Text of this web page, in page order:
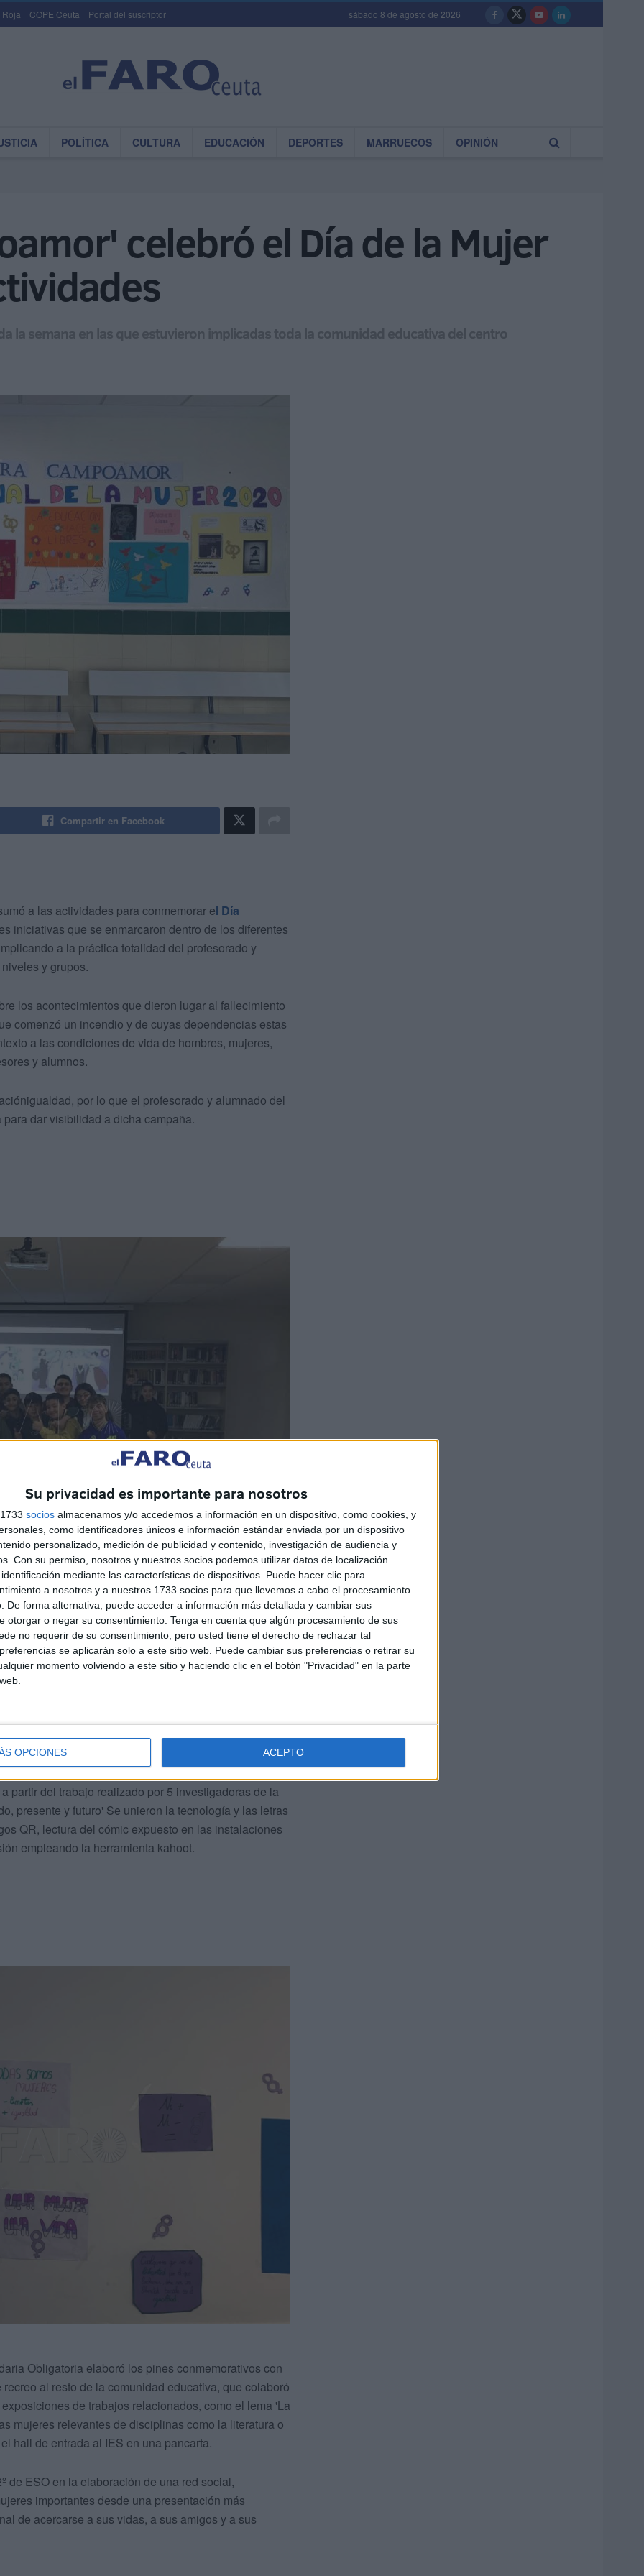
Su privacidad es importante para nosotros
socios almacenamos y/o accedemos a información en un dispositivo, como cookies, y
como identificadores únicos e información estándar enviada por un dispositivo
personalizado, medición de publicidad y contenido, investigación de audiencia y
Con su permiso, nosotros y nuestros socios podemos utilizar datos de localización
mediante las características de dispositivos. Puede hacer clic para
a nosotros y a nuestros 1733 socios para que llevemos a cabo el procesamiento
De forma alternativa, puede acceder a información más detallada y cambiar sus
otorgar o negar su consentimiento. Tenga en cuenta que algún procesamiento de sus
no requerir de su consentimiento, pero usted tiene el derecho de rechazar tal
se aplicarán solo a este sitio web. Puede cambiar sus preferencias o retirar su
momento volviendo a este sitio y haciendo clic en el botón "Privacidad" en la parte
OPCIONES ACEPTO
Roja COPE Ceuta Portal del suscriptor sábado 8 de agosto de 2026
POLÍTICA CULTURA EDUCACIÓN DEPORTES MARRUECOS OPINIÓN
celebró el Día de la Mujer
la semana en las que estuvieron implicadas toda la comunidad educativa del centro
Compartir en Facebook
a las actividades para conmemorar el Día
iniciativas que se enmarcaron dentro de los diferentes
a la práctica totalidad del profesorado y
y grupos.
los acontecimientos que dieron lugar al fallecimiento
comenzó un incendio y de cuyas dependencias estas
a las condiciones de vida de hombres, mujeres,
y alumnos.
por lo que el profesorado y alumnado del
dar visibilidad a dicha campaña.
de este centro educativo de la ciudad se
de la cual son partícipes 32 centros educativos de
la adhesión a la campaña 'Te lo estás
prestigio con la finalidad de dar visibilidad
fotografías de distintos miembros de la comunidad
sólo la mitad.
actividades a la conmemoración de este día, con la
partir del trabajo realizado por 5 investigadoras de la
presente y futuro' Se unieron la tecnología y las letras
QR, lectura del cómic expuesto en las instalaciones
empleando la herramienta kahoot.
Obligatoria elaboró los pines conmemorativos con
al resto de la comunidad educativa, que colaboró
de trabajos relacionados, como el lema 'La
mujeres relevantes de disciplinas como la literatura o
hall de entrada al IES en una pancarta.
de ESO en la elaboración de una red social,
importantes desde una presentación más
de acercarse a sus vidas, a sus amigos y a sus